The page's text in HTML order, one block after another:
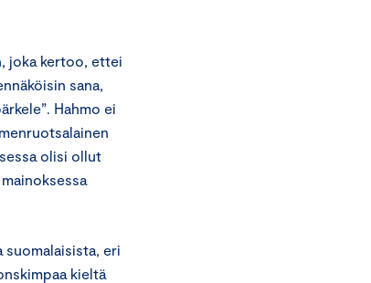
joka kertoo, ettei
sana,
Hahmo ei
olisi ollut
suomalaisista, eri
kieltä